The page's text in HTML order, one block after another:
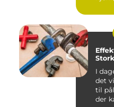
I
det
til
der